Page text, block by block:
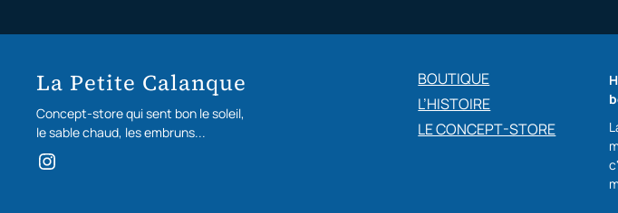
La Petite Calanque
Concept-store qui sent bon le soleil,
le sable chaud, les embruns...
Instagram
BOUTIQUE
L’HISTOIRE
LE CONCEPT-STORE